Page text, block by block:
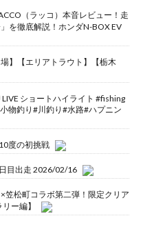
（ラッコ）本音レビュー！走
を徹底解説！ホンダN-BOX EV
】【エリアトラウト】【栃木
ショートハイライト #fishing
物釣り#川釣り#水路#ハプニン
度の初挑戦
目出走 2026/02/16
笠松町コラボ第二弾！限定クリア
ー編】